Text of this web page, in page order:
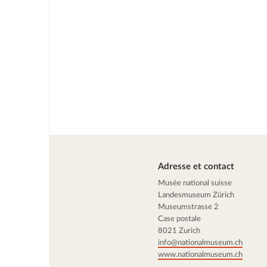
Adresse et contact
Musée national suisse
Landesmuseum Zürich
Museumstrasse 2
Case postale
8021 Zurich
info@nationalmuseum.ch
www.nationalmuseum.ch